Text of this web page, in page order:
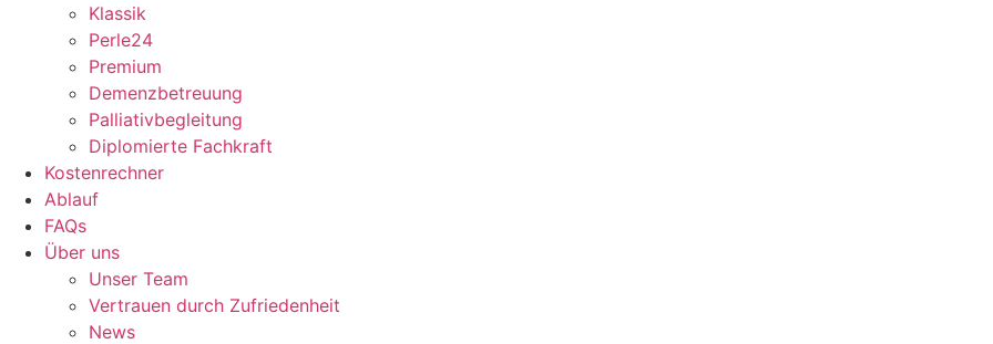
Klassik
Perle24
Premium
Demenzbetreuung
Palliativbegleitung
Diplomierte Fachkraft
Kostenrechner
Ablauf
FAQs
Über uns
Unser Team
Vertrauen durch Zufriedenheit
News